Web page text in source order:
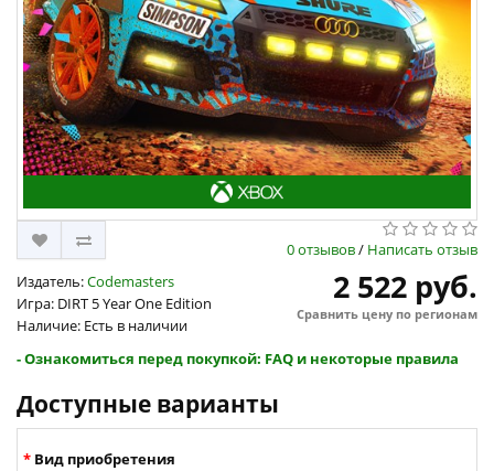
0 отзывов/ Написать отзыв
Издатель:Codemasters
Игра: DIRT 5 Year One Edition
Наличие: Есть в наличии
2 522 руб.
Сравнить цену по регионам
- Ознакомиться перед покупкой: FAQ и некоторые правила
Доступные варианты
Вид приобретения